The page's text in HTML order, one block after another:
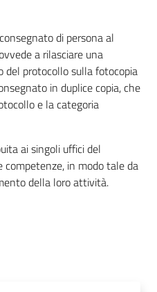
di persona al
a rilasciare una
del protocollo sulla fotocopia
in duplice copia, che
e la categoria
ai singoli uffici del
in modo tale da
della loro attività.